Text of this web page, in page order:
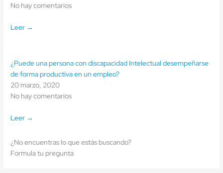
No hay comentarios
Leer →
¿Puede una persona con discapacidad Intelectual desempeñarse
de forma productiva en un empleo?
20 marzo, 2020
No hay comentarios
Leer →
¿No encuentras lo que estás buscando?
Formula tu pregunta